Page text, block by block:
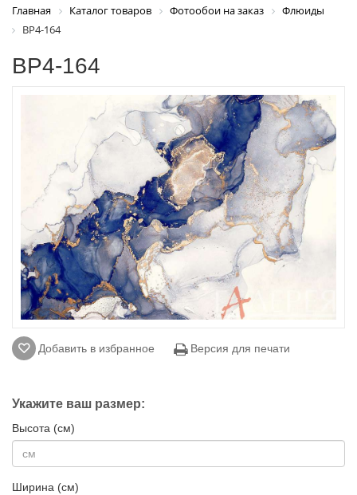
Главная Каталог товаров Фотообои на заказ
Флюиды
ВР4-164
ВР4-164
Добавить в избранное Версия для печати
Укажите ваш размер:
Высота (см)
Ширина (см)